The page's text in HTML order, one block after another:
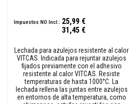
31,45 €
25,99 €
Lechada para azulejos resistente al calor
VITCAS. Indicada para rejuntar azulejos
fijados previamente con el adhesivo
resistente al calor VITCAS. Resiste
temperaturas de hasta 1000°C. La
lechada rellena las juntas entre azulejos
en entornos de alta temperatura, como